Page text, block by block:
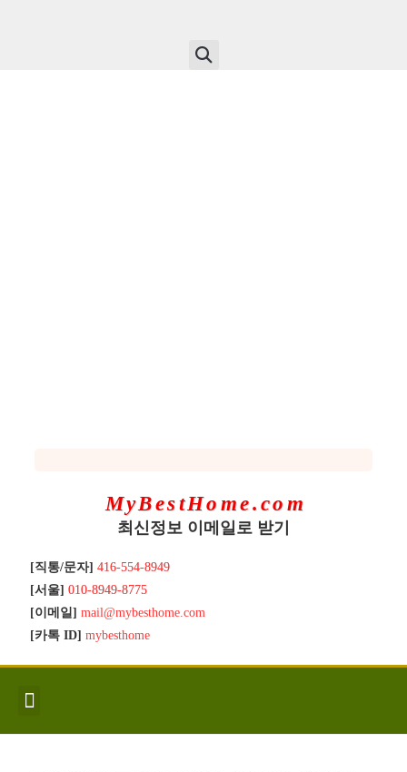
MyBestHome.com
최신정보 이메일로 받기
[직통/문자] 416-554-8949
[서울] 010-8949-8775
[이메일] mail@mybesthome.com
[카톡 ID] mybesthome